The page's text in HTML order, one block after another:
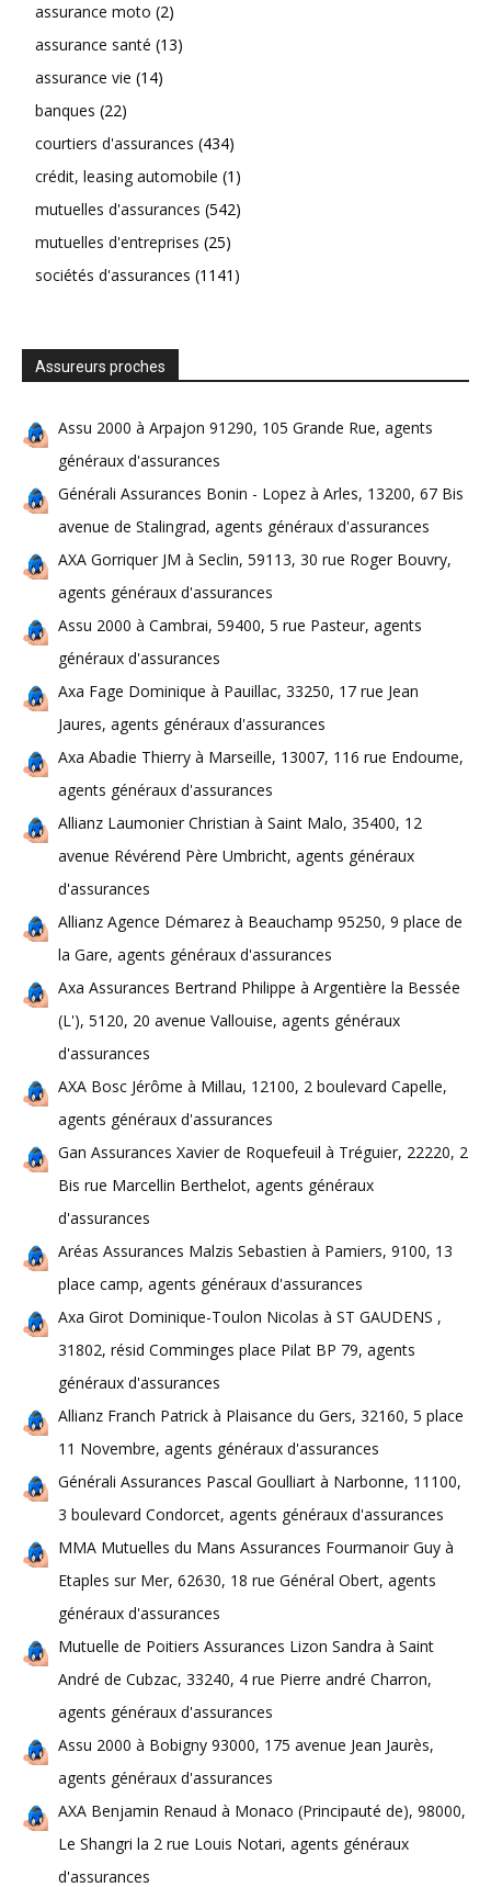
assurance moto (2)
assurance santé (13)
assurance vie (14)
banques (22)
courtiers d'assurances (434)
crédit, leasing automobile (1)
mutuelles d'assurances (542)
mutuelles d'entreprises (25)
sociétés d'assurances (1141)
Assureurs proches
Assu 2000 à Arpajon 91290, 105 Grande Rue, agents
généraux d'assurances
Générali Assurances Bonin - Lopez à Arles, 13200, 67 Bis
avenue de Stalingrad, agents généraux d'assurances
AXA Gorriquer JM à Seclin, 59113, 30 rue Roger Bouvry,
agents généraux d'assurances
Assu 2000 à Cambrai, 59400, 5 rue Pasteur, agents
généraux d'assurances
Axa Fage Dominique à Pauillac, 33250, 17 rue Jean
Jaures, agents généraux d'assurances
Axa Abadie Thierry à Marseille, 13007, 116 rue Endoume,
agents généraux d'assurances
Allianz Laumonier Christian à Saint Malo, 35400, 12
avenue Révérend Père Umbricht, agents généraux
d'assurances
Allianz Agence Démarez à Beauchamp 95250, 9 place de
la Gare, agents généraux d'assurances
Axa Assurances Bertrand Philippe à Argentière la Bessée
(L'), 5120, 20 avenue Vallouise, agents généraux
d'assurances
AXA Bosc Jérôme à Millau, 12100, 2 boulevard Capelle,
agents généraux d'assurances
Gan Assurances Xavier de Roquefeuil à Tréguier, 22220, 2
Bis rue Marcellin Berthelot, agents généraux
d'assurances
Aréas Assurances Malzis Sebastien à Pamiers, 9100, 13
place camp, agents généraux d'assurances
Axa Girot Dominique-Toulon Nicolas à ST GAUDENS ,
31802, résid Comminges place Pilat BP 79, agents
généraux d'assurances
Allianz Franch Patrick à Plaisance du Gers, 32160, 5 place
11 Novembre, agents généraux d'assurances
Générali Assurances Pascal Goulliart à Narbonne, 11100,
3 boulevard Condorcet, agents généraux d'assurances
MMA Mutuelles du Mans Assurances Fourmanoir Guy à
Etaples sur Mer, 62630, 18 rue Général Obert, agents
généraux d'assurances
Mutuelle de Poitiers Assurances Lizon Sandra à Saint
André de Cubzac, 33240, 4 rue Pierre andré Charron,
agents généraux d'assurances
Assu 2000 à Bobigny 93000, 175 avenue Jean Jaurès,
agents généraux d'assurances
AXA Benjamin Renaud à Monaco (Principauté de), 98000,
Le Shangri la 2 rue Louis Notari, agents généraux
d'assurances